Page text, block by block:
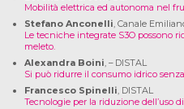
Mobilità elettrica ed autonoma nel
Stefano Anconelli, Canale
Le tecniche integrate S3O possono
meleto.
Alexandra Boini, – DISTAL
Si può ridurre il consumo idrico
Francesco Spinelli, DISTAL
Tecnologie per la riduzione dell’uso